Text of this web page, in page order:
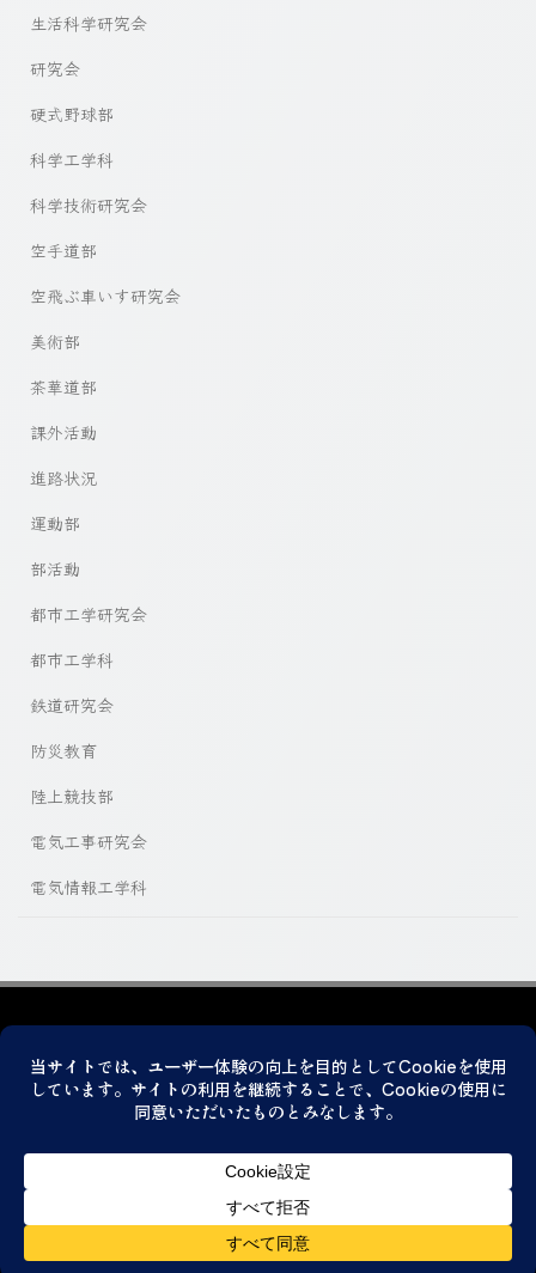
生活科学研究会
研究会
硬式野球部
科学工学科
科学技術研究会
空手道部
空飛ぶ車いす研究会
美術部
茶華道部
課外活動
進路状況
運動部
部活動
都市工学研究会
都市工学科
鉄道研究会
防災教育
陸上競技部
電気工事研究会
電気情報工学科
© 2026 神戸市立科学技術高等学校